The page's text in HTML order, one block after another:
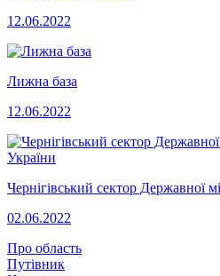
12.06.2022
Лижна база
12.06.2022
Чернігівський сектор Державної
02.06.2022
Про область
Путівник